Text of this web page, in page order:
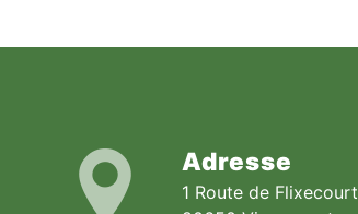
Adresse
1 Route de Flixecourt